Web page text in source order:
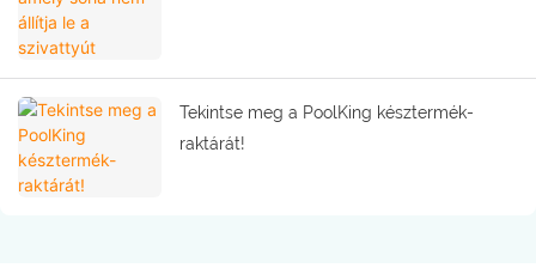
Tekintse meg a PoolKing késztermék-
raktárát!